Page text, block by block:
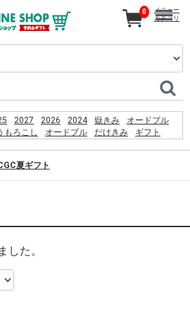
2027 2026 2024 嶽きみ
オードブル
もろこし
オードブル だけきみ
ギフト
%E8%8F%85%E6%B2%BC%E8%A3%95
0
メニュー
カテゴリ
夏ギフト
した。